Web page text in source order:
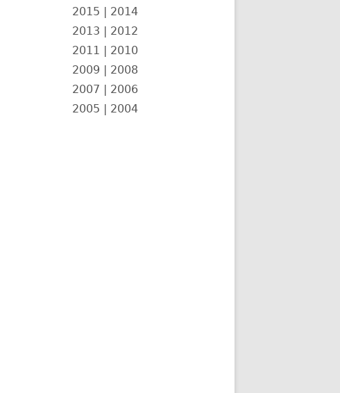
2015 | 2014
2013 | 2012
2011 | 2010
2009 | 2008
2007 | 2006
2005 | 2004